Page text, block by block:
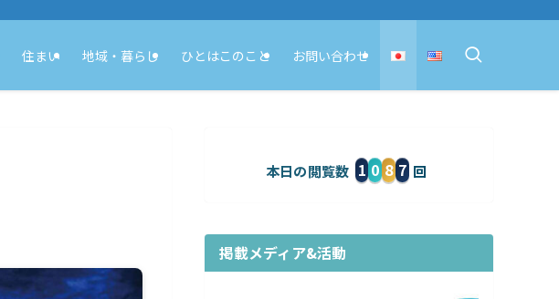
住まい 地域・暮らし ひとはこのこと お問い合わせ
本日の閲覧数 1 0 8 7
掲載メディア&活動